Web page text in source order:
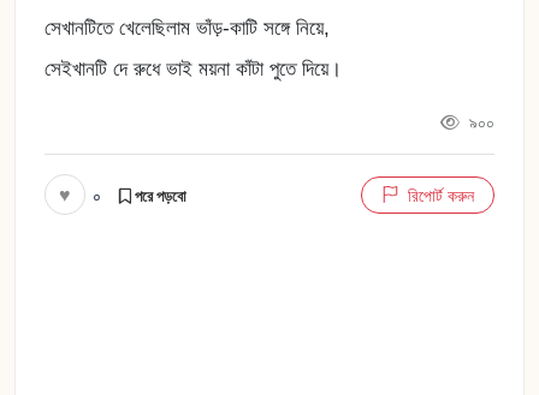
সেখানটিতে খেলেছিলাম ভাঁড়-কাটি সঙ্গে নিয়ে,
সেইখানটি দে রুধে ভাই ময়না কাঁটা পুতে দিয়ে।
৯০০
♥ ০ পরে পড়বো রিপোর্ট করুন